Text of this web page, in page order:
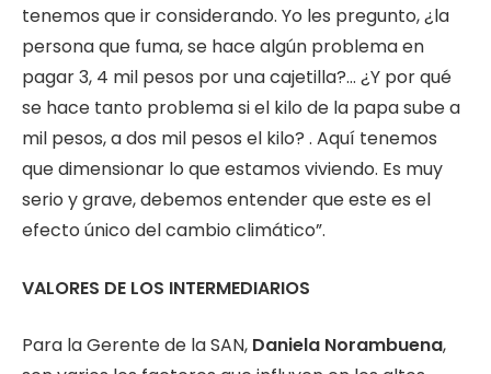
tenemos que ir considerando. Yo les pregunto, ¿la
persona que fuma, se hace algún problema en
pagar 3, 4 mil pesos por una cajetilla?… ¿Y por qué
se hace tanto problema si el kilo de la papa sube a
mil pesos, a dos mil pesos el kilo? . Aquí tenemos
que dimensionar lo que estamos viviendo. Es muy
serio y grave, debemos entender que este es el
efecto único del cambio climático”.
VALORES DE LOS INTERMEDIARIOS
Para la Gerente de la SAN, Daniela Norambuena,